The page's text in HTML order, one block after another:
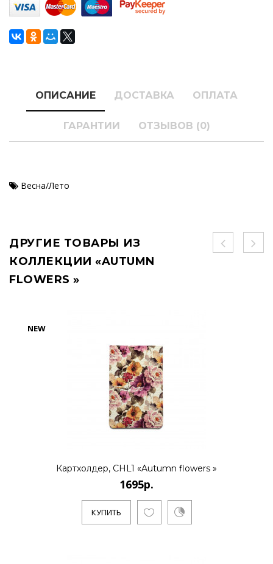
ОПИСАНИЕ ДОСТАВКА ОПЛАТА
ГАРАНТИИ ОТЗЫВОВ (0)
Весна/Лето
ДРУГИЕ ТОВАРЫ ИЗ
КОЛЛЕКЦИИ «AUTUMN
FLOWERS »
NEW
Картхолдер, CHL1 «Autumn flowers »
1695р.
КУПИТЬ